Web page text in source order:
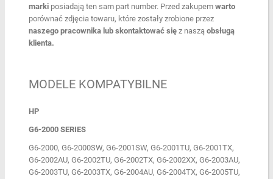
markiposiadają ten sam part number. Przed zakupem warto
porównać zdjęcia towaru, które zostały zrobione przez
naszego pracownika lub skontaktować się z nasząobsługą
klienta.
MODELE KOMPATYBILNE
HP
G6-2000 SERIES
G6-2000, G6-2000SW, G6-2001SW, G6-2001TU, G6-2001TX,
G6-2002AU, G6-2002TU, G6-2002TX, G6-2002XX, G6-2003AU,
G6-2003TU, G6-2003TX, G6-2004AU, G6-2004TX, G6-2005TU,